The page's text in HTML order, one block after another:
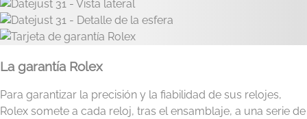
La garantía Rolex
Para garantizar la precisión y la fiabilidad de sus relojes,
Rolex somete a cada reloj, tras el ensamblaje, a una serie de